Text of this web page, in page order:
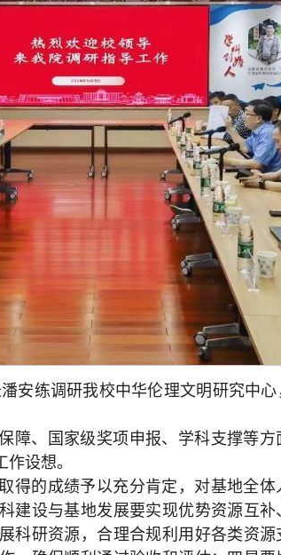
安练调研我校中华伦理文明研究中
障、国家级奖项申报、学科支撑等
设想。
得的成绩予以充分肯定，对基地全
建设与基地发展要实现优势资源互
科研资源，合理合规利用好各类资